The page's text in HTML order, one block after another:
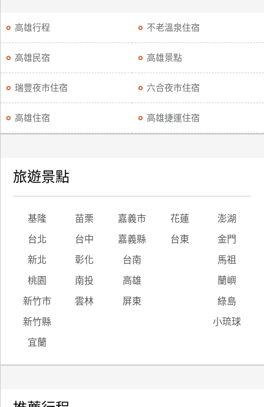
高雄行程 不老溫泉住宿
高雄民宿 高雄景點
瑞豐夜市住宿 六合夜市住宿
高雄住宿 高雄捷運住宿
旅遊景點
基隆 苗栗 嘉義市 花蓮 澎湖
台北 台中 嘉義縣 台東 金門
新北 彰化 台南 馬祖
桃園 南投 高雄 蘭嶼
新竹市 雲林 屏東 綠島
新竹縣 小琉球
宜蘭